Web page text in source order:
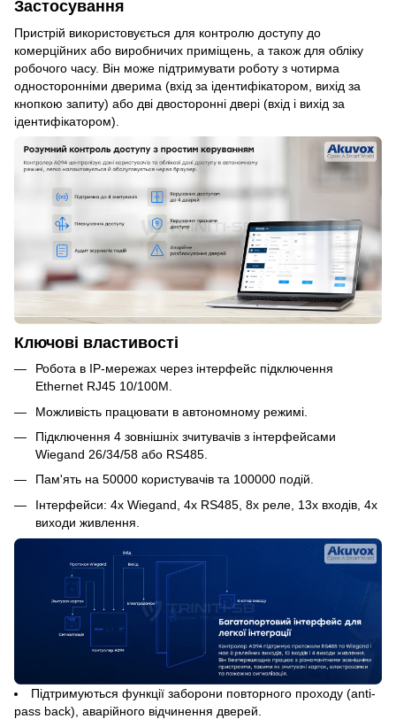
Застосування
Пристрій використовується для контролю доступу до
комерційних або виробничих приміщень, а також для обліку
робочого часу. Він може підтримувати роботу з чотирма
односторонніми дверима (вхід за ідентифікатором, вихід за
кнопкою запиту) або дві двосторонні двері (вхід і вихід за
ідентифікатором).
Ключові властивості
Робота в IP-мережах через інтерфейс підключення
Ethernet RJ45 10/100M.
Можливість працювати в автономному режимі.
Підключення 4 зовнішніх зчитувачів з інтерфейсами
Wiegand 26/34/58 або RS485.
Пам'ять на 50000 користувачів та 100000 подій.
Інтерфейси: 4x Wiegand, 4x RS485, 8x реле, 13x входів, 4x
виходи живлення.
Підтримуються функції заборони повторного проходу (anti-
pass back), аварійного відчинення дверей.